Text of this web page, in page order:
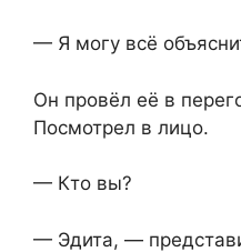
— Я могу всё
Он провёл её в
Посмотрел в лицо.
— Кто вы?
— Эдита, —